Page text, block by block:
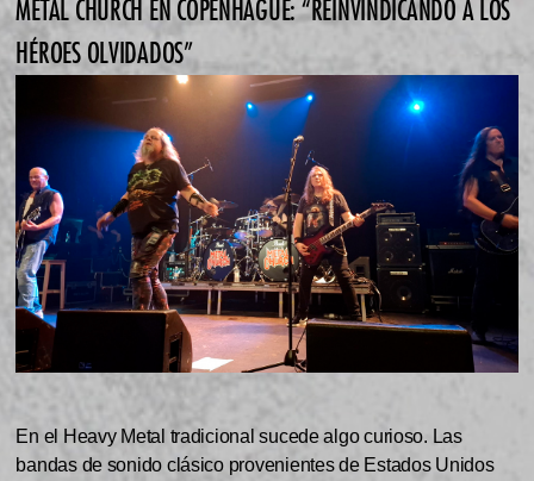
METAL CHURCH EN COPENHAGUE: “REINVINDICANDO A LOS
HÉROES OLVIDADOS”
En el Heavy Metal tradicional sucede algo curioso. Las
bandas de sonido clásico provenientes de Estados Unidos